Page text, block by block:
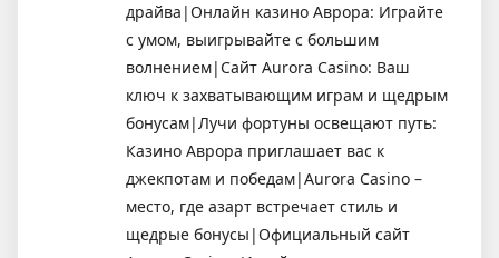
драйва|Онлайн казино Аврора: Играйте
с умом, выигрывайте с большим
волнением|Сайт Aurora Casino: Ваш
ключ к захватывающим играм и щедрым
бонусам|Лучи фортуны освещают путь:
Казино Аврора приглашает вас к
джекпотам и победам|Aurora Casino –
место, где азарт встречает стиль и
щедрые бонусы|Официальный сайт